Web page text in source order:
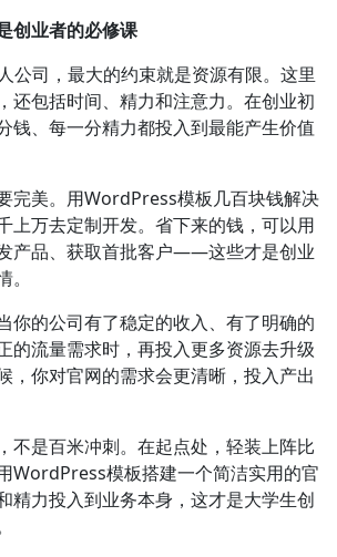
创业者的必修课
公司，最大的约束就是资源有限。这里
还包括时间、精力和注意力。在创业初
钱、每一分精力都投入到最能产生价值
完美。用WordPress模板几百块钱解决
上万去定制开发。省下来的钱，可以用
产品、获取首批客户——这些才是创业
你的公司有了稳定的收入、有了明确的
的流量需求时，再投入更多资源去升级
，你对官网的需求会更清晰，投入产出
不是百米冲刺。在起点处，轻装上阵比
WordPress模板搭建一个简洁实用的官
精力投入到业务本身，这才是大学生创